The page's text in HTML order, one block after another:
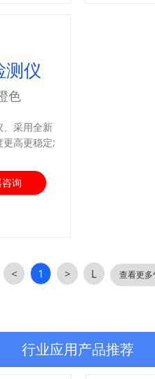
测仪
色
、采用全新
高更稳定;
询
< 1 > L 查看更
行业应用产品推荐